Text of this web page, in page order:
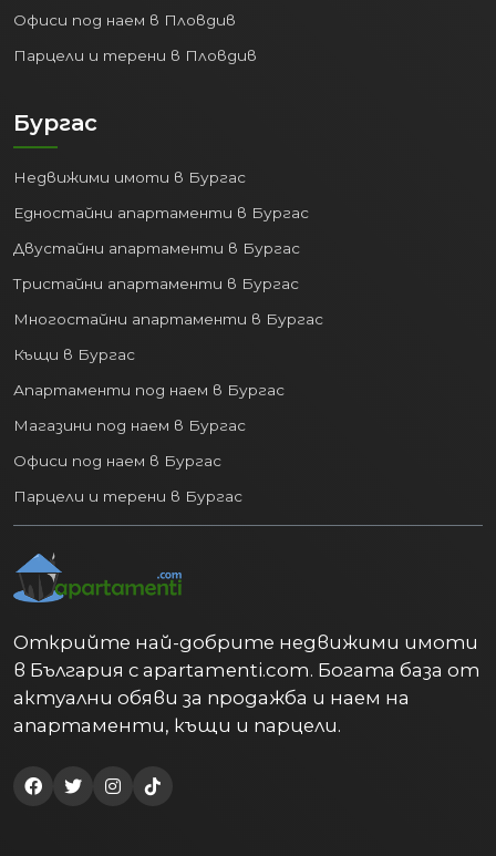
Офиси под наем в Пловдив
Парцели и терени в Пловдив
Бургас
Недвижими имоти в Бургас
Едностайни апартаменти в Бургас
Двустайни апартаменти в Бургас
Тристайни апартаменти в Бургас
Многостайни апартаменти в Бургас
Къщи в Бургас
Апартаменти под наем в Бургас
Магазини под наем в Бургас
Офиси под наем в Бургас
Парцели и терени в Бургас
Открийте най-добрите недвижими имоти
в България с apartamenti.com. Богата база от
актуални обяви за продажба и наем на
апартаменти, къщи и парцели.